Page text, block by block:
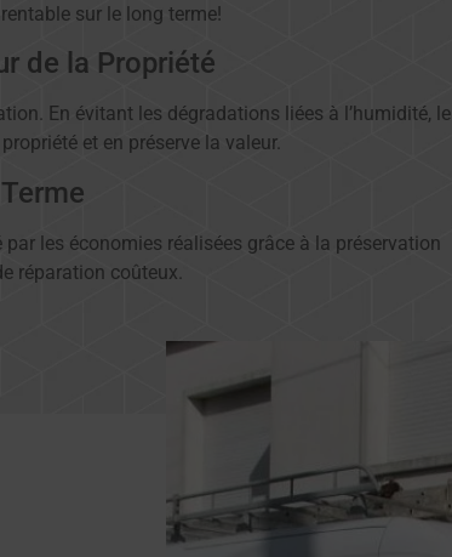
sur le long terme!
de la Propriété
En évitant les dégradations liées à l’humidité, le
et en préserve la valeur.
les économies réalisées grâce à la préservation
réparation coûteux.